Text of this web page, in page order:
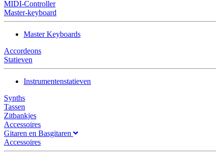
MIDI-Controller
Master-keyboard
Master Keyboards
Accordeons
Statieven
Instrumentenstatieven
Synths
Tassen
Zitbankjes
Accessoires
Gitaren en Basgitaren
Accessoires